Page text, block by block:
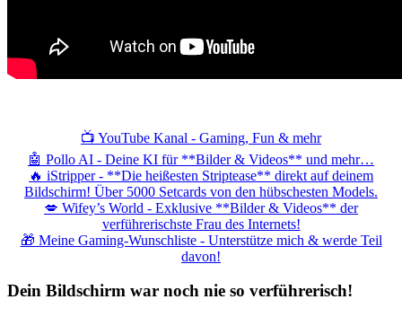
📺 YouTube Kanal - Gaming, Fun & mehr
🤖 Pollo AI - Deine KI für **Bilder & Videos** und mehr…
🔥 iStripper - **Die heißesten Striptease** direkt auf deinem
Bildschirm! Über 5000 Setcards von den hübschesten Models.
💋 Wifey’s World - Exklusive **Bilder & Videos** der
verführerischste Frau des Internets!
🎁 Meine Gaming-Wunschliste - Unterstütze mich & werde Teil
davon!
Dein Bildschirm war noch nie so verführerisch!